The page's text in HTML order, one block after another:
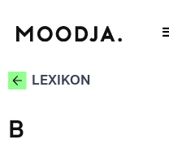
LEXIKON
B